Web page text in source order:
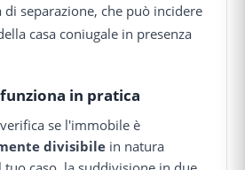
di separazione, che può incidere
casa coniugale in presenza
in pratica
se l'immobile è
divisibile in natura